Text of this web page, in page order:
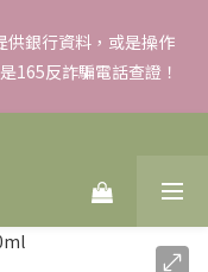
➋滿１８８８贈▸蒸氣
敏舒緩水凝霜EX/瓶
供銀行資料，或是操作
165反詐騙電話查證！
➋滿１８８８贈▸蒸氣
舒緩水凝霜EX/瓶